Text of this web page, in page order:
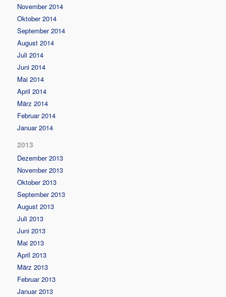
November 2014
Oktober 2014
September 2014
August 2014
Juli 2014
Juni 2014
Mai 2014
April 2014
März 2014
Februar 2014
Januar 2014
2013
Dezember 2013
November 2013
Oktober 2013
September 2013
August 2013
Juli 2013
Juni 2013
Mai 2013
April 2013
März 2013
Februar 2013
Januar 2013